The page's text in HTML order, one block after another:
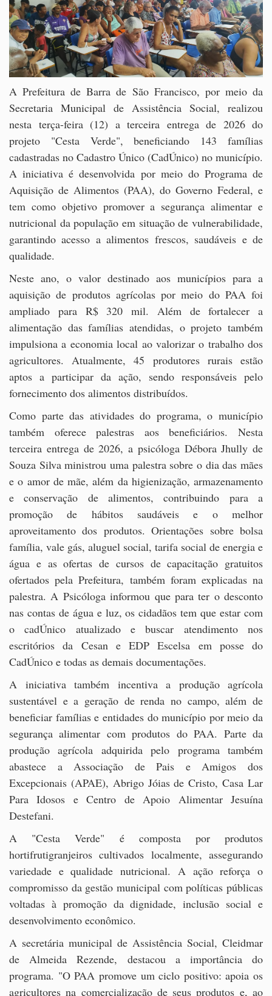
A Prefeitura de Barra de São Francisco, por meio da
Secretaria Municipal de Assistência Social, realizou
nesta terça-feira (12) a terceira entrega de 2026 do
projeto "Cesta Verde", beneficiando 143 famílias
cadastradas no Cadastro Único (CadÚnico) no município.
A iniciativa é desenvolvida por meio do Programa de
Aquisição de Alimentos (PAA), do Governo Federal, e
tem como objetivo promover a segurança alimentar e
nutricional da população em situação de vulnerabilidade,
garantindo acesso a alimentos frescos, saudáveis e de
qualidade.
Neste ano, o valor destinado aos municípios para a
aquisição de produtos agrícolas por meio do PAA foi
ampliado para R$ 320 mil. Além de fortalecer a
alimentação das famílias atendidas, o projeto também
impulsiona a economia local ao valorizar o trabalho dos
agricultores. Atualmente, 45 produtores rurais estão
aptos a participar da ação, sendo responsáveis pelo
fornecimento dos alimentos distribuídos.
Como parte das atividades do programa, o município
também oferece palestras aos beneficiários. Nesta
terceira entrega de 2026, a psicóloga Débora Jhully de
Souza Silva ministrou uma palestra sobre o dia das mães
e o amor de mãe, além da higienização, armazenamento
e conservação de alimentos, contribuindo para a
promoção de hábitos saudáveis e o melhor
aproveitamento dos produtos. Orientações sobre bolsa
família, vale gás, aluguel social, tarifa social de energia e
água e as ofertas de cursos de capacitação gratuitos
ofertados pela Prefeitura, também foram explicadas na
palestra. A Psicóloga informou que para ter o desconto
nas contas de água e luz, os cidadãos tem que estar com
o cadÚnico atualizado e buscar atendimento nos
escritórios da Cesan e EDP Escelsa em posse do
CadÚnico e todas as demais documentações.
A iniciativa também incentiva a produção agrícola
sustentável e a geração de renda no campo, além de
beneficiar famílias e entidades do município por meio da
segurança alimentar com produtos do PAA. Parte da
produção agrícola adquirida pelo programa também
abastece a Associação de Pais e Amigos dos
Excepcionais (APAE), Abrigo Jóias de Cristo, Casa Lar
Para Idosos e Centro de Apoio Alimentar Jesuína
Destefani.
A "Cesta Verde" é composta por produtos
hortifrutigranjeiros cultivados localmente, assegurando
variedade e qualidade nutricional. A ação reforça o
compromisso da gestão municipal com políticas públicas
voltadas à promoção da dignidade, inclusão social e
desenvolvimento econômico.
A secretária municipal de Assistência Social, Cleidmar
de Almeida Rezende, destacou a importância do
programa. "O PAA promove um ciclo positivo: apoia os
agricultores na comercialização de seus produtos e, ao